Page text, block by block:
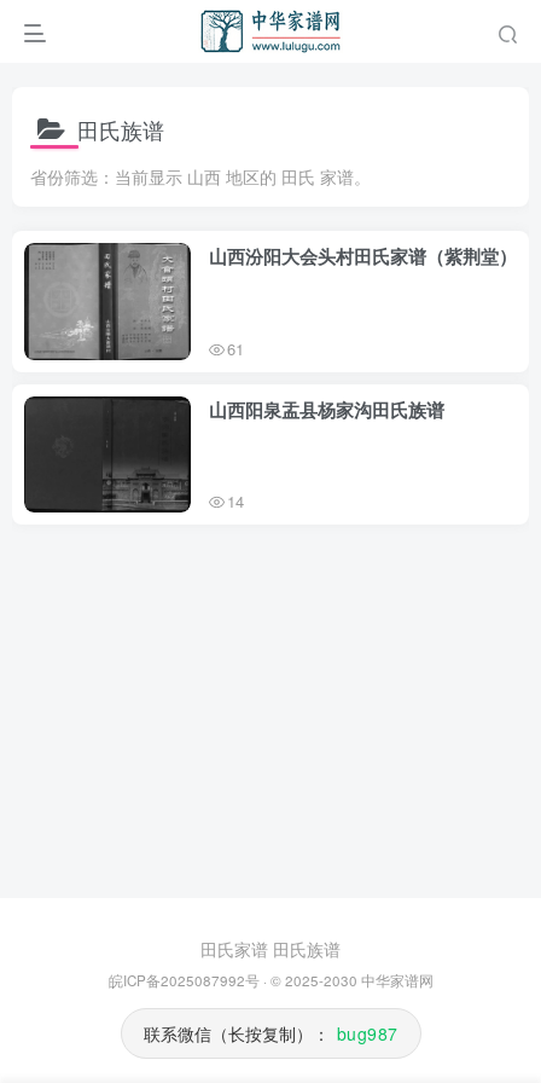
田氏族谱
省份筛选：当前显示 山西 地区的 田氏 家谱。
山西汾阳大会头村田氏家谱（紫荆堂）
61
山西阳泉盂县杨家沟田氏族谱
14
田氏家谱 田氏族谱
皖ICP备2025087992号· © 2025-2030 中华家谱网
联系微信（长按复制）： bug987